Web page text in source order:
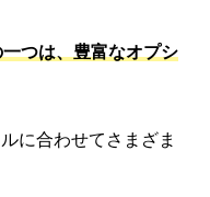
つは、豊富なオプシ
に合わせてさまざま